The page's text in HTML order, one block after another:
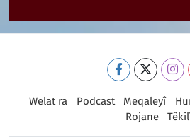
Welat ra Podcast Meqaleyî
Rojane